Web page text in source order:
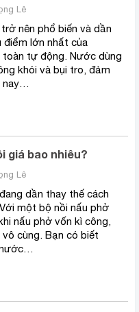
Lê
nên phổ biến và dần
điểm lớn nhất của
toàn tự động. Nước dùng
khói và bụi tro, đảm
nay…
giá bao nhiêu?
Lê
dần thay thế cách
một bộ nồi nấu phở
nấu phở vốn kì công,
cùng. Bạn có biết